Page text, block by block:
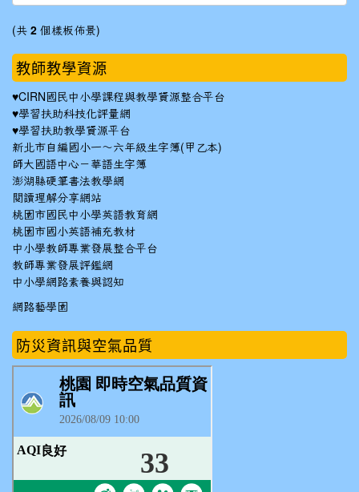
(共 2 個樣板佈景)
教師教學資源
♥CIRN國民中小學課程與教學資源整合平台
♥學習扶助科技化評量網
♥學習扶助教學資源平台
新北市自編國小一～六年級生字簿(甲乙本)
師大國語中心－華語生字簿
澎湖縣硬筆書法教學網
閱讀理解分享網站
桃園市國民中小學英語教育網
桃園市國小英語補充教材
中小學教師專業發展整合平台
教師專業發展評鑑網
中小學網路素養與認知
網路藝學園
防災資訊與空氣品質